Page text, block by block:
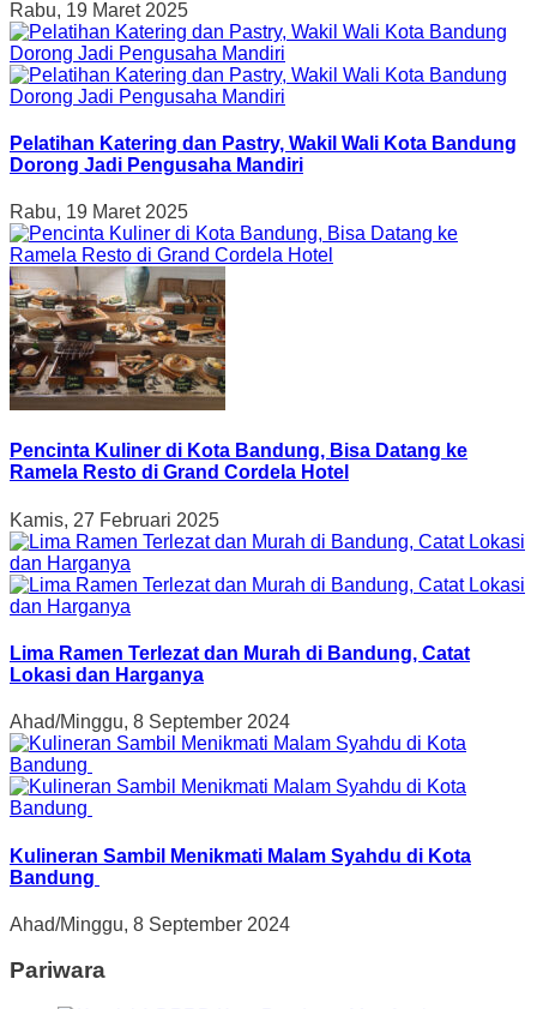
Rabu, 19 Maret 2025
Pelatihan Katering dan Pastry, Wakil Wali Kota Bandung
Dorong Jadi Pengusaha Mandiri
Rabu, 19 Maret 2025
Pencinta Kuliner di Kota Bandung, Bisa Datang ke
Ramela Resto di Grand Cordela Hotel
Kamis, 27 Februari 2025
Lima Ramen Terlezat dan Murah di Bandung, Catat
Lokasi dan Harganya
Ahad/Minggu, 8 September 2024
Kulineran Sambil Menikmati Malam Syahdu di Kota
Bandung
Ahad/Minggu, 8 September 2024
Pariwara